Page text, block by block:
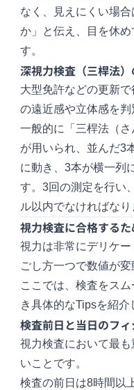
なく、見えにくい場
か」と伝え、目を休
す。
深視力検査（三桿法
大型免許などの更新
の遠近感や立体感を判
一般的に「三桿法（
が用いられ、並んだ3
に動き、3本が横一列
す。3回の測定を行い
ル以内でなければなり
視力検査に合格するた
視力は非常にデリケ
ごし方一つで数値が変
ここでは、検査をス
き具体的なTipsを紹介
検査前日と当日のフ
視力検査において最
いことです。
検査の前日は8時間以